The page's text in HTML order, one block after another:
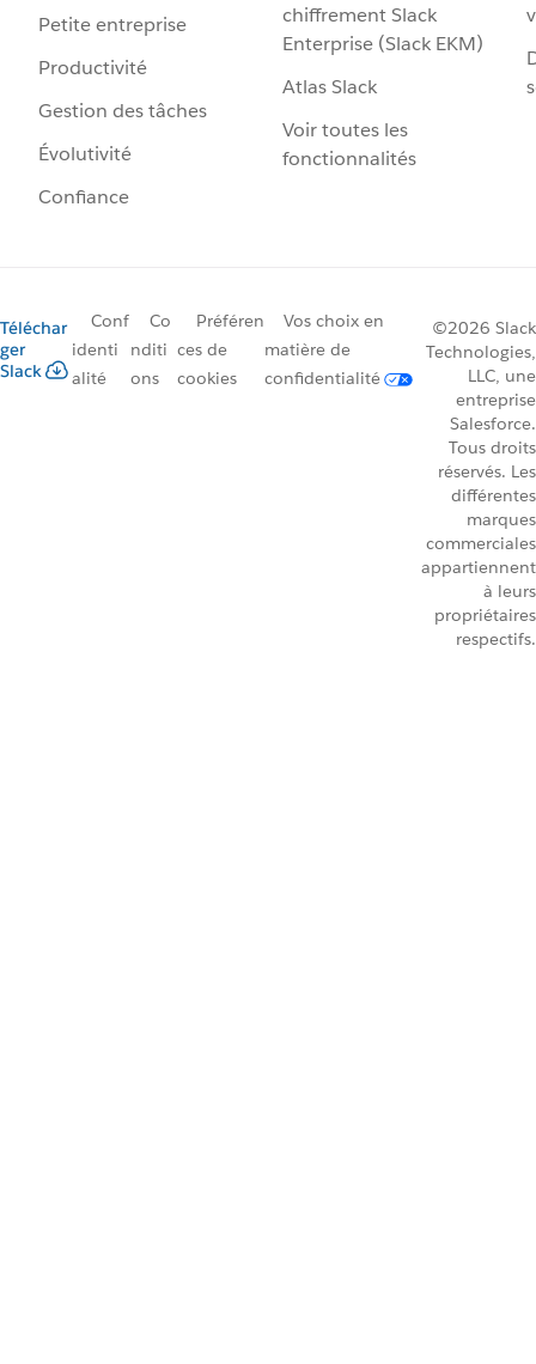
Petite entreprise
Productivité
Gestion des tâches
Évolutivité
Confiance
chiffrement Slack
Enterprise (Slack EKM)
Atlas Slack
Voir toutes les
fonctionnalités
Téléchar
ger
Slack
Conf
identi
alité
Co
nditi
ons
Préféren
ces de
cookies
Vos choix en
matière de
confidentialité
©2026 Slack
Technologies,
LLC, une
entreprise
Salesforce.
Tous droits
réservés. Les
différentes
marques
commerciales
appartiennent
à leurs
propriétaires
respectifs.